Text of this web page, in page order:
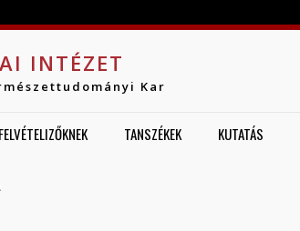
INTÉZET
Kar
FELVÉTELIZŐKNEK TANSZÉKEK KUTATÁS